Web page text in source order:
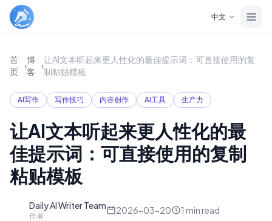
中文
首
页
›
博
客
›
让AI文本听起来更人性化的最佳提示词：可直接使用的复
制粘贴模板
AI写作 写作技巧 内容创作 AI工具 生产力
让AI文本听起来更人性化的最
佳提示词：可直接使用的复制
粘贴模板
Daily AI Writer Team
作者
2026-03-20 1 min read